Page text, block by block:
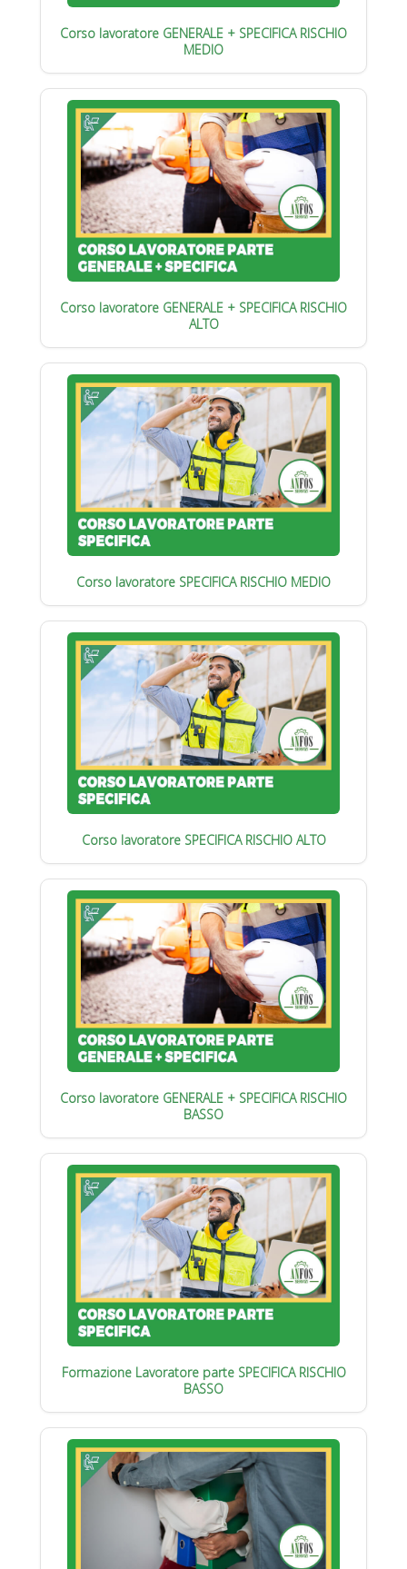
Corso lavoratore GENERALE + SPECIFICA RISCHIO
MEDIO
Corso lavoratore GENERALE + SPECIFICA RISCHIO
ALTO
Corso lavoratore SPECIFICA RISCHIO MEDIO
Corso lavoratore SPECIFICA RISCHIO ALTO
Corso lavoratore GENERALE + SPECIFICA RISCHIO
BASSO
Formazione Lavoratore parte SPECIFICA RISCHIO
BASSO